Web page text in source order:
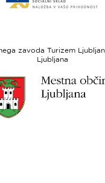
spletne
sklad
zavoda Turizem
Ljubljana